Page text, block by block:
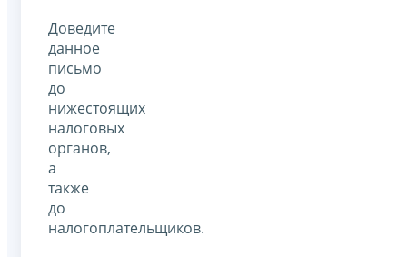
Доведите
данное
письмо
до
нижестоящих
налоговых
органов,
а
также
до
налогоплательщиков.